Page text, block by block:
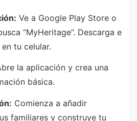
Ve a Google Play Store o
“MyHeritage”. Descarga e
tu celular.
la aplicación y crea una
básica.
Comienza a añadir
familiares y construye tu